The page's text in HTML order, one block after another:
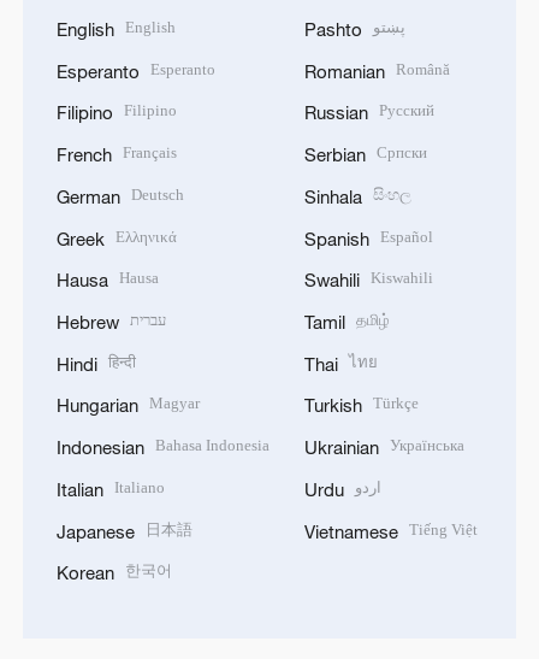
English English
Esperanto Esperanto
Filipino Filipino
French Français
German Deutsch
Greek Ελληνικά
Hausa Hausa
Hebrew עברית
Hindi हिन्दी
Hungarian Magyar
Indonesian Bahasa Indonesia
Italian Italiano
Japanese 日本語
Korean 한국어
Pashto پښتو
Romanian Română
Russian Русский
Serbian Српски
Sinhala සිංහල
Spanish Español
Swahili Kiswahili
Tamil தமிழ்
Thai ไทย
Turkish Türkçe
Ukrainian Українська
Urdu اردو
Vietnamese Tiếng Việt